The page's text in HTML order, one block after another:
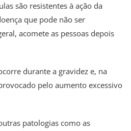
são resistentes à ação da
que pode não ser
acomete as pessoas depois
durante a gravidez e, na
pelo aumento excessivo
patologias como as